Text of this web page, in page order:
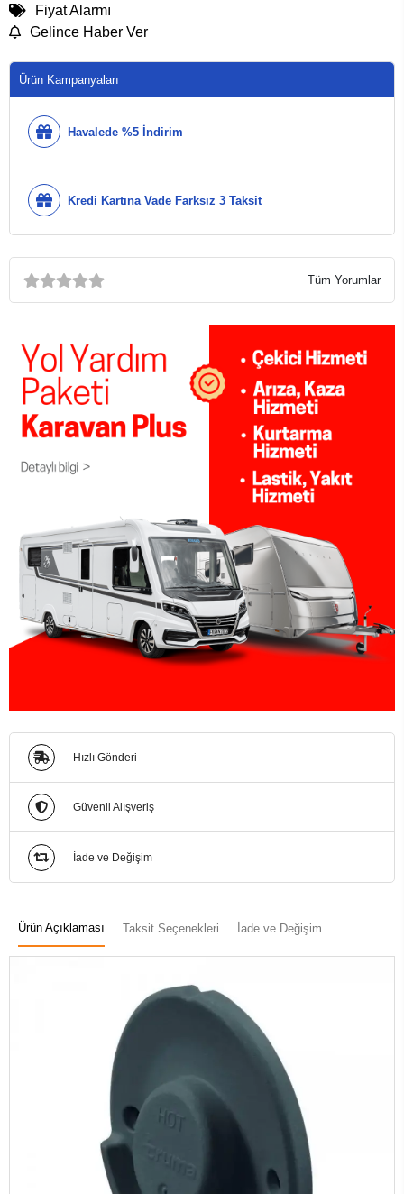
Fiyat Alarmı
Gelince Haber Ver
Ürün Kampanyaları
Havalede %5 İndirim
Kredi Kartına Vade Farksız 3 Taksit
Tüm Yorumlar
Hızlı Gönderi
Güvenli Alışveriş
İade ve Değişim
Ürün Açıklaması Taksit Seçenekleri İade ve Değişim